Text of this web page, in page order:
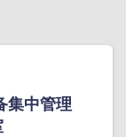
集中管理